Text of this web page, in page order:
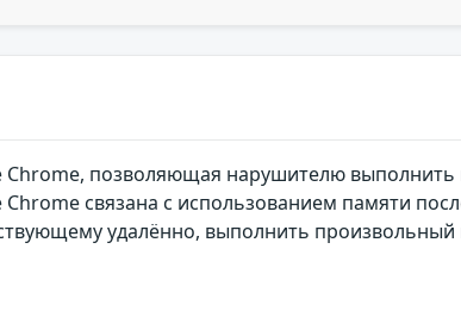
Chrome, позволяющая нарушителю
связана с использованием памяти
удалённо, выполнить